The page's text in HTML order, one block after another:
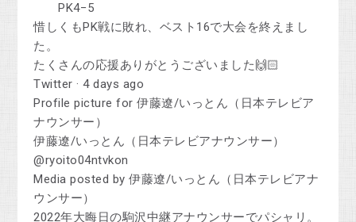
PK4−5
惜しくもPK戦に敗れ、ベスト16で大会を終えまし
た。
たくさんの応援ありがとうございました🙌🏻
Twitter · 4 days ago
Profile picture for 伊藤遼/いっとん（日本テレビア
ナウンサー）
伊藤遼/いっとん（日本テレビアナウンサー）
@ryoito04ntvkon
Media posted by 伊藤遼/いっとん（日本テレビアナ
ウンサー）
2022年大晦日の駒沢中継アナウンサーでパシャリ。